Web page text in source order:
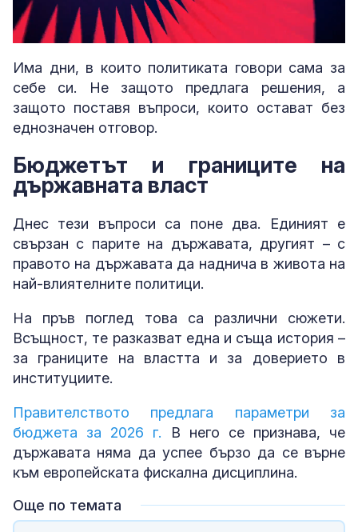
Unmute Loaded :
2.38%
Има дни, в които политиката говори сама за
себе си. Не защото предлага решения, а
защото поставя въпроси, които остават без
еднозначен отговор.
Бюджетът и границите на
държавната власт
Днес тези въпроси са поне два. Единият е
свързан с парите на държавата, другият – с
правото на държавата да наднича в живота на
най-влиятелните политици.
На пръв поглед това са различни сюжети.
Всъщност, те разказват една и съща история –
за границите на властта и за доверието в
институциите.
Правителството предлага параметри за
бюджета за 2026 г. В него се признава, че
държавата няма да успее бързо да се върне
към европейската фискална дисциплина.
Още по темата